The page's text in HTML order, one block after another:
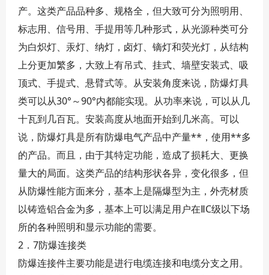
产。这类产品品种多、规格全，但大致可分为照明用、
标志用、信号用、手提用等几种形式，从光源种类可分
为白炽灯、汞灯、纳灯，卤灯、镝灯和荧光灯，从结构
上分更加繁多，大致上有吊式、挂式、墙壁安装式、吸
顶式、手提式、悬臂式等。从安装角度来说，防爆灯具
类可以从30°～90°内都能实现。从功率来说，可以从几
十瓦到几百瓦。安装高度从地面开始到几米高。可以
说，防爆灯具是所有防爆电气产品中产量**，使用**多
的产品。而且，由于其特定功能，造成了损耗大、更换
量大的局面。这类产品的结构形状各异，变化很多，但
从防爆性能方面来分，基本上是隔爆型为主，外壳材质
以铸造铝合金为多，基本上可以满足用户在ⅡC级以下场
所的各种照明和显示功能的需要。
2．7防爆连接类
防爆连接件主要功能是进行电缆连接和电缆分支之用。